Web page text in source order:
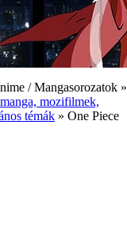
/ Mangasorozatok »
mozifilmek,
témák » One Piece